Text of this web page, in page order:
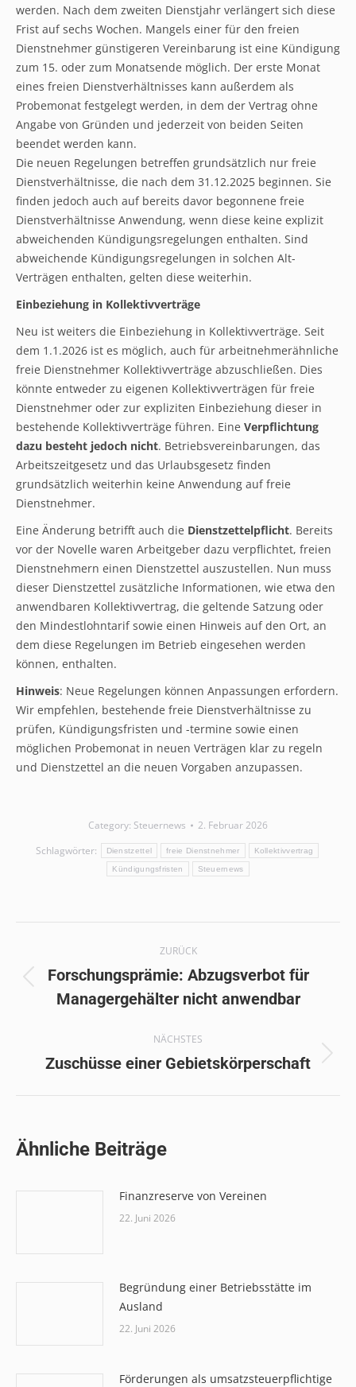
werden. Nach dem zweiten Dienstjahr verlängert sich diese
Frist auf sechs Wochen. Mangels einer für den freien
Dienstnehmer günstigeren Vereinbarung ist eine Kündigung
zum 15. oder zum Monatsende möglich. Der erste Monat
eines freien Dienstverhältnisses kann außerdem als
Probemonat festgelegt werden, in dem der Vertrag ohne
Angabe von Gründen und jederzeit von beiden Seiten
beendet werden kann.
Die neuen Regelungen betreffen grundsätzlich nur freie
Dienstverhältnisse, die nach dem 31.12.2025 beginnen. Sie
finden jedoch auch auf bereits davor begonnene freie
Dienstverhältnisse Anwendung, wenn diese keine explizit
abweichenden Kündigungsregelungen enthalten. Sind
abweichende Kündigungsregelungen in solchen Alt-
Verträgen enthalten, gelten diese weiterhin.
Einbeziehung in Kollektivverträge
Neu ist weiters die Einbeziehung in Kollektivverträge. Seit
dem 1.1.2026 ist es möglich, auch für arbeitnehmerähnliche
freie Dienstnehmer Kollektivverträge abzuschließen. Dies
könnte entweder zu eigenen Kollektivverträgen für freie
Dienstnehmer oder zur expliziten Einbeziehung dieser in
bestehende Kollektivverträge führen. Eine Verpflichtung
dazu besteht jedoch nicht. Betriebsvereinbarungen, das
Arbeitszeitgesetz und das Urlaubsgesetz finden
grundsätzlich weiterhin keine Anwendung auf freie
Dienstnehmer.
Eine Änderung betrifft auch die Dienstzettelpflicht. Bereits
vor der Novelle waren Arbeitgeber dazu verpflichtet, freien
Dienstnehmern einen Dienstzettel auszustellen. Nun muss
dieser Dienstzettel zusätzliche Informationen, wie etwa den
anwendbaren Kollektivvertrag, die geltende Satzung oder
den Mindestlohntarif sowie einen Hinweis auf den Ort, an
dem diese Regelungen im Betrieb eingesehen werden
können, enthalten.
Hinweis: Neue Regelungen können Anpassungen erfordern.
Wir empfehlen, bestehende freie Dienstverhältnisse zu
prüfen, Kündigungsfristen und -termine sowie einen
möglichen Probemonat in neuen Verträgen klar zu regeln
und Dienstzettel an die neuen Vorgaben anzupassen.
Category: Steuernews
2. Februar 2026
Schlagwörter:
Dienstzettel freie Dienstnehmer Kollektivvertrag
Kündigungsfristen Steuernews
Kommentarnavigation
ZURÜCK
Vorheriger
Beitrag:
Forschungsprämie: Abzugsverbot für
Managergehälter nicht anwendbar
NÄCHSTES
Nächster
Zuschüsse einer Gebietskörperschaft
Ähnliche Beiträge
Finanzreserve von Vereinen
22. Juni 2026
Begründung einer Betriebsstätte im
Ausland
22. Juni 2026
Förderungen als umsatzsteuerpflichtige